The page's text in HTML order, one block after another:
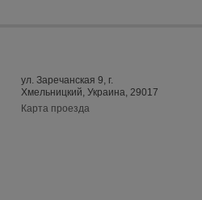
ул. Заречанская 9, г.
Хмельницкий, Украина, 29017
Карта проезда